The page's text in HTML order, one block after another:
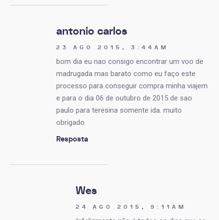
antonio carlos
23 AGO 2015, 3:44AM
bom dia eu nao consigo encontrar um voo de
madrugada mas barato como eu faço este
processo para conseguir compra minha viajem
e para o dia 06 de outubro de 2015 de sao
paulo para teresina somente ida. muito
obrigado.
Resposta
Wes
24 AGO 2015, 9:11AM